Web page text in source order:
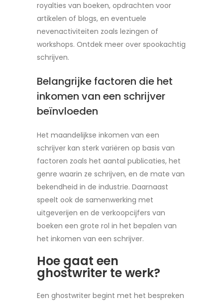
royalties van boeken, opdrachten voor
artikelen of blogs, en eventuele
nevenactiviteiten zoals lezingen of
workshops. Ontdek meer over spookachtig
schrijven.
Belangrijke factoren die het
inkomen van een schrijver
beïnvloeden
Het maandelijkse inkomen van een
schrijver kan sterk variëren op basis van
factoren zoals het aantal publicaties, het
genre waarin ze schrijven, en de mate van
bekendheid in de industrie. Daarnaast
speelt ook de samenwerking met
uitgeverijen en de verkoopcijfers van
boeken een grote rol in het bepalen van
het inkomen van een schrijver.
Hoe gaat een
ghostwriter te werk?
Een ghostwriter begint met het bespreken